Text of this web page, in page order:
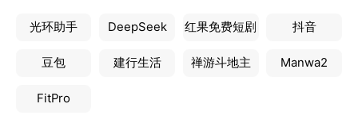
光环助手 DeepSeek 红果免费短剧 抖音
豆包 建行生活 禅游斗地主 Manwa2
FitPro